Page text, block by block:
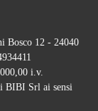
Bosco 12 - 24040
i.v.
BIBI Srl ai sensi